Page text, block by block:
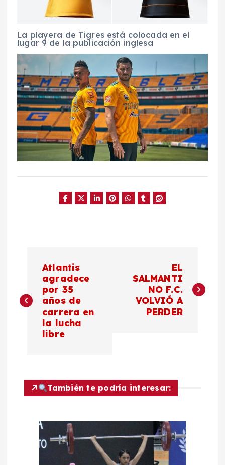
La playera de Tigres está colocada en el
lugar 9 de la publicación inglesa
v
a
Atlantis
agradece
por 35
años de
carrera en
la lucha
libre
EL
SALMANTI
NO F.C.
VOLVIÓ A
PERDER
También te podría interesar: